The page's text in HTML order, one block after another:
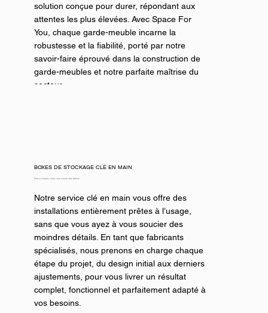
solution conçue pour durer, répondant aux
attentes les plus élevées. Avec Space For
You, chaque garde-meuble incarne la
robustesse et la fiabilité, porté par notre
savoir-faire éprouvé dans la construction de
garde-meubles et notre parfaite maîtrise du
secteur.
BOXES DE STOCKAGE CLÉ EN MAIN
Prêts à l’emploi, sans vous soucier des détails
Notre service clé en main vous offre des
installations entièrement prêtes à l’usage,
sans que vous ayez à vous soucier des
moindres détails. En tant que fabricants
spécialisés, nous prenons en charge chaque
étape du projet, du design initial aux derniers
ajustements, pour vous livrer un résultat
complet, fonctionnel et parfaitement adapté à
vos besoins.